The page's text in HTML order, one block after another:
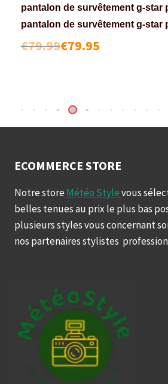
pantalon de survêtement g-star
pantalon de survêtement g-star
€79.99€79.95
ECOMMERCE STORE
Notre store Météo Stylevous
belles tenues au prix le plus bas
plusieurs styles vous concernant
nos partenaires stylistes